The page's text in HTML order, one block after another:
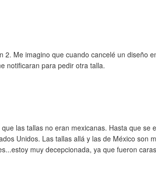
Me imagino que cuando cancelé un diseño
notificaran para pedir otra talla.
las tallas no eran mexicanas. Hasta que se
Unidos. Las tallas allá y las de México son
muy decepcionada, ya que fueron